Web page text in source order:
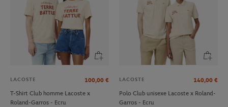
LACOSTE 100,00 €
T-Shirt Club homme Lacoste x
Roland-Garros - Ecru
LACOSTE 140,00 €
Polo Club unisexe Lacoste x Roland-
Garros - Ecru